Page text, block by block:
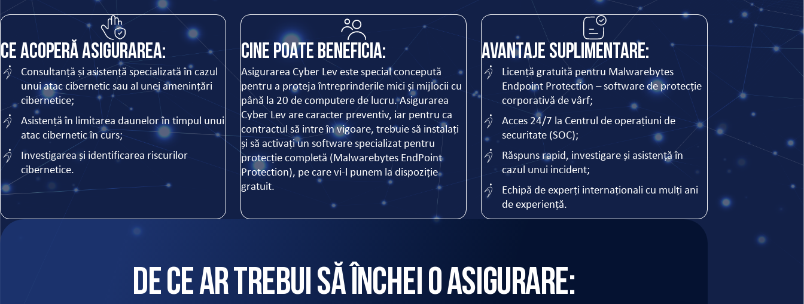
Ce acoperă asigurarea:
Consultanță și asistență specializată în cazul
unui atac cibernetic sau al unei amenințări
cibernetice;
Asistență în limitarea daunelor în timpul unui
atac cibernetic în curs;
Investigarea și identificarea riscurilor
cibernetice.
Cine poate beneficia:
Asigurarea Cyber Lev este special concepută
pentru a proteja întreprinderile mici și mijlocii cu
până la 20 de computere de lucru. Asigurarea
Cyber Lev are caracter preventiv, iar pentru ca
contractul să intre în vigoare, trebuie să instalați
și să activați un software specializat pentru
protecție completă (Malwarebytes EndPoint
Protection), pe care vi-l punem la dispoziție
gratuit.
Avantaje suplimentare:
Licență gratuită pentru Malwarebytes
Endpoint Protection – software de protecție
corporativă de vârf;
Acces 24/7 la Centrul de operațiuni de
securitate (SOC);
Răspuns rapid, investigare și asistență în
cazul unui incident;
Echipă de experți internaționali cu mulți ani
de experiență.
De ce ar trebui să închei o asigurare: